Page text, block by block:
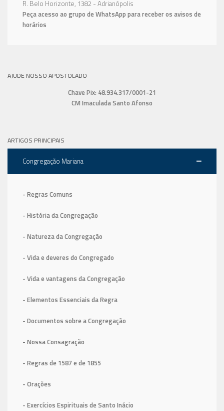
R. Belo Horizonte, 1382 - Adrianópolis
Peça acesso ao grupo de WhatsApp para receber os avisos de
horários
AJUDE NOSSO APOSTOLADO
Chave Pix: 48.934.317/0001-21
CM Imaculada Santo Afonso
ARTIGOS PRINCIPAIS
Congregação Mariana
- Regras Comuns
- História da Congregação
- Natureza da Congregação
- Vida e deveres do Congregado
- Vida e vantagens da Congregação
- Elementos Essenciais da Regra
- Documentos sobre a Congregação
- Nossa Consagração
- Regras de 1587 e de 1855
- Orações
- Exercícios Espirituais de Santo Inácio